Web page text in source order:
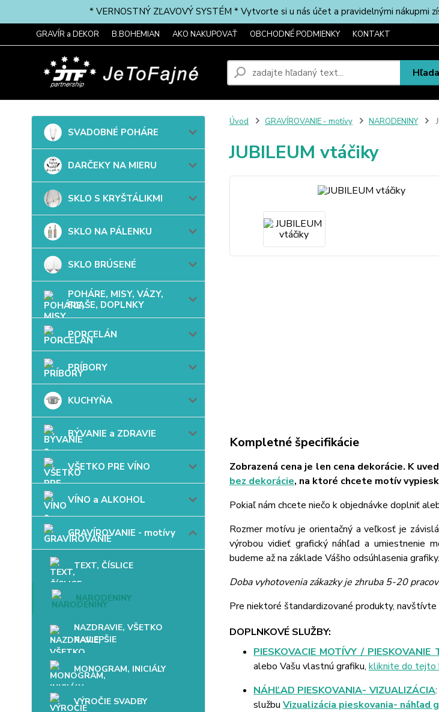
* VERNOSTNÝ ZĽAVOVÝ SYSTÉM * Vytvorte si u nás účet a pravidelnými nákupmi
GRAVÍR a DEKOR B.BOHEMIAN AKO NAKUPOVAŤ OBCHODNÉ PODMIENKY KONTAKT
SVADOBNÉ POHÁRE
DARČEKY NA MIERU
SKLO S KRYŠTÁLIKMI
SKLO NA PÁLENKU
SKLO BRÚSENÉ
POHÁRE, MISY, VÁZY,
FĽAŠE, DOPLNKY
PORCELÁN
PRÍBORY
KUCHYŇA
BÝVANIE a ZDRAVIE
VŠETKO PRE VÍNO
VÍNO a ALKOHOL
GRAVÍROVANIE - motívy
TEXT, ČÍSLICE
NARODENINY
NAZDRAVIE, VŠETKO
NAJLEPŠIE
MONOGRAM, INICIÁLY
VÝROČIE SVADBY
Úvod GRAVÍROVANIE - motívy NARODENINY
JUBILEUM vtáčiky
Kompletné špecifikácie
Zobrazená cena je len cena dekorácie. K
bez dekorácie, na ktoré chcete motív
Pokiaľ nám chcete niečo k objednávke doplniť
Rozmer motívu je orientačný a veľkosť je
výrobou vidieť grafický náhľad a umiestnenie
budeme až na základe Vášho odsúhlasenia grafiky.
Doba vyhotovenia zákazky je zhruba 5-20
Pre niektoré štandardizované produkty, navštívte
DOPLNKOVÉ SLUŽBY:
PIESKOVACIE MOTÍVY / PIESKOVANIE
alebo Vašu vlastnú grafiku, kliknite do tejto
NÁHĽAD PIESKOVANIA- VIZUALIZÁCIA
službu Vizualizácia pieskovania- náhľad